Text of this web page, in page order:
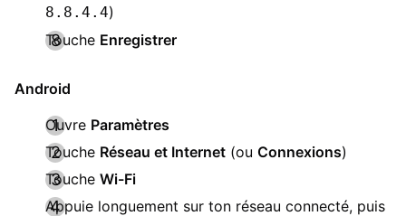
8.8.4.4)
Touche Enregistrer
Android
Ouvre Paramètres
Touche Réseau et Internet (ou Connexions)
Touche Wi-Fi
Appuie longuement sur ton réseau connecté, puis